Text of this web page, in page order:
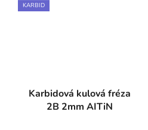
KARBID
Karbidová kulová fréza
2B 2mm AITiN